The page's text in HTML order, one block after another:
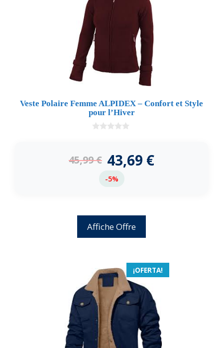
Veste Polaire Femme ALPIDEX – Confort et Style
pour l’Hiver
5
45,99€ 43,69 €
-5%
Affiche Offre
¡OFERTA!